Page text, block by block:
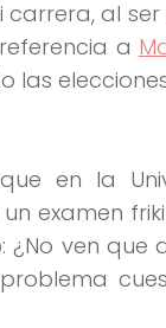
carrera, al ser
a
las
que en la
examen
¿No ven